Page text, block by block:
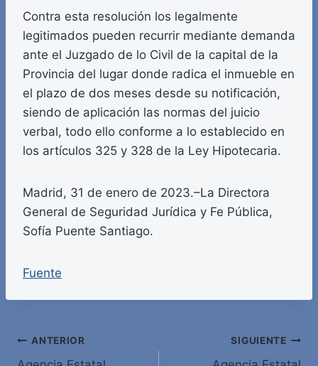
Contra esta resolución los legalmente
legitimados pueden recurrir mediante demanda
ante el Juzgado de lo Civil de la capital de la
Provincia del lugar donde radica el inmueble en
el plazo de dos meses desde su notificación,
siendo de aplicación las normas del juicio
verbal, todo ello conforme a lo establecido en
los artículos 325 y 328 de la Ley Hipotecaria.
Madrid, 31 de enero de 2023.–La Directora
General de Seguridad Jurídica y Fe Pública,
Sofía Puente Santiago.
Fuente
Navegación
ANTERIOR SIGUIENTE